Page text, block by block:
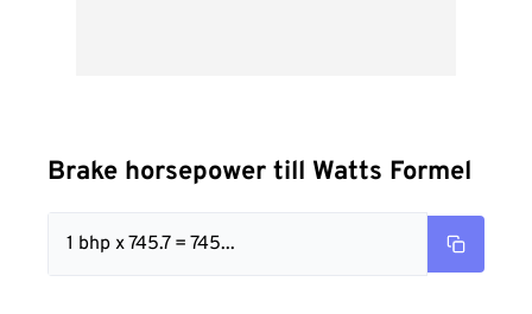
Brake horsepower till Watts Formel
1 bhp x 745.7 = 745...